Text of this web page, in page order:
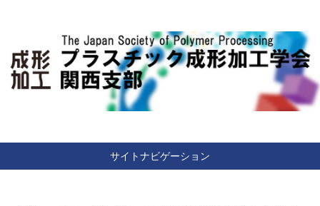
（一社）プラスチック成
形加工学会 関西支部
Japan Society of Polymer Processing
サイトナビゲーション